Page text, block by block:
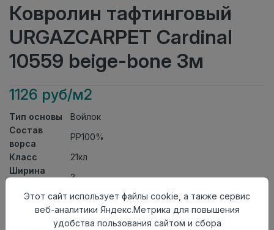
Ковролин тафтинговый
URGAZCARPET Cardinal
10559 beige-bone 3м
1126 руб/м2
Тип основы
Войлок
Состав
ворса
PP100%
Класс
21кл
Ширина
3
АктуальностьАктуален
ковролина
Ковролин тафтинговый
Этот сайт использует файлы cookie, а также сервис
веб-аналитики Яндекс.Метрика для повышения
удобства пользования сайтом и сбора